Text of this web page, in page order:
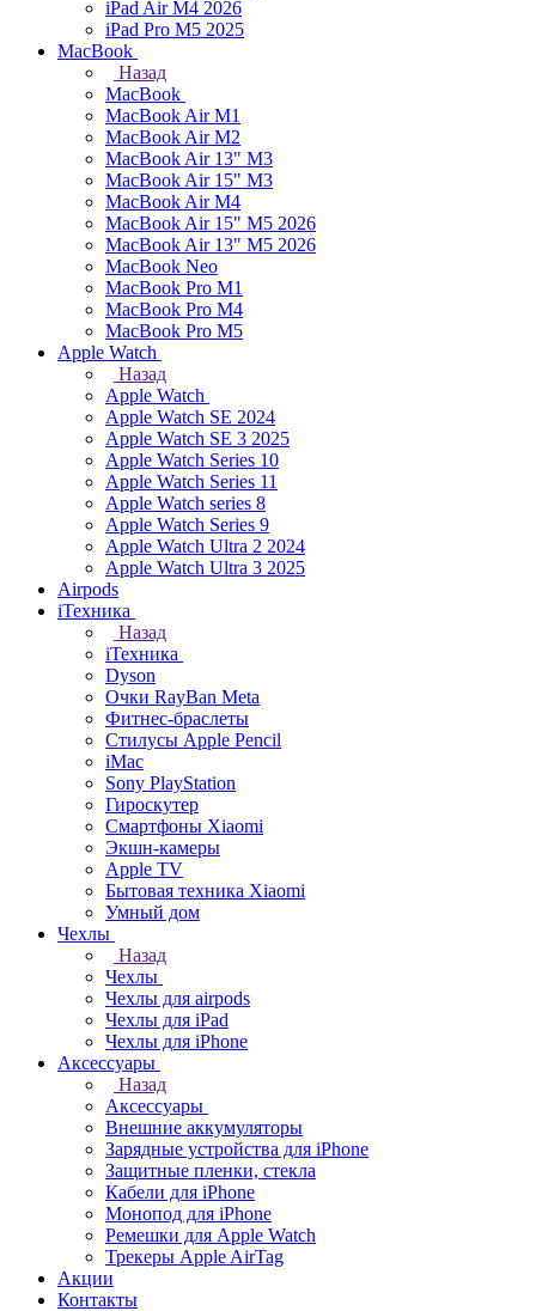
iPad Air M4 2026
iPad Pro M5 2025
MacBook
Назад
MacBook
MacBook Air M1
MacBook Air M2
MacBook Air 13" M3
MacBook Air 15" M3
MacBook Air M4
MacBook Air 15" М5 2026
MacBook Air 13" М5 2026
MacBook Neo
MacBook Pro M1
MacBook Pro M4
MacBook Pro M5
Apple Watch
Назад
Apple Watch
Apple Watch SE 2024
Apple Watch SE 3 2025
Apple Watch Series 10
Apple Watch Series 11
Apple Watch series 8
Apple Watch Series 9
Apple Watch Ultra 2 2024
Apple Watch Ultra 3 2025
Airpods
iТехника
Назад
iТехника
Dyson
Очки RayBan Meta
Фитнес-браслеты
Стилусы Apple Pencil
iMac
Sony PlayStation
Гироскутер
Смартфоны Xiaomi
Экшн-камеры
Apple TV
Бытовая техника Xiaomi
Умный дом
Чехлы
Назад
Чехлы
Чехлы для airpods
Чехлы для iPad
Чехлы для iPhone
Аксессуары
Назад
Аксессуары
Внешние аккумуляторы
Зарядные устройства для iPhone
Защитные пленки, стекла
Кабели для iPhone
Монопод для iPhone
Ремешки для Apple Watch
Трекеры Apple AirTag
Акции
Контакты